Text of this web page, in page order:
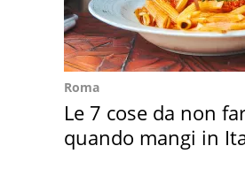
Roma
Le 7 cose da non
quando mangi in